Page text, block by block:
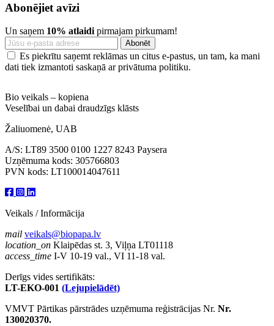
Abonējiet avīzi
Un saņem 10% atlaidi pirmajam pirkumam!
Es piekrītu saņemt reklāmas un citus e-pastus, un tam, ka mani
dati tiek izmantoti saskaņā ar privātuma politiku.
Bio veikals – kopiena
Veselībai un dabai draudzīgs klāsts
Žaliuomenė, UAB
A/S: LT89 3500 0100 1227 8243 Paysera
Uzņēmuma kods: 305766803
PVN kods: LT100014047611
Veikals / Informācija
mail veikals@biopapa.lv
location_on Klaipēdas st. 3, Viļņa LT01118
access_time I-V 10-19 val., VI 11-18 val.
Derīgs vides sertifikāts:
LT-EKO-001 (Lejupielādēt)
VMVT Pārtikas pārstrādes uzņēmuma reģistrācijas Nr. Nr.
130020370.